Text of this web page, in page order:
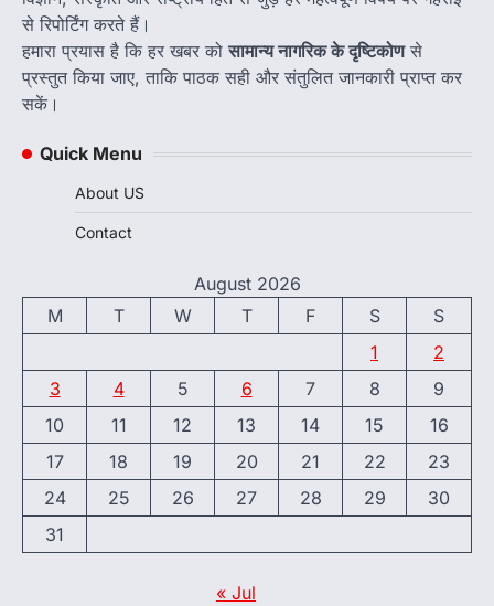
से रिपोर्टिंग करते हैं।
हमारा प्रयास है कि हर खबर कोसामान्य नागरिक के दृष्टिकोणसे
प्रस्तुत किया जाए, ताकि पाठक सही और संतुलित जानकारी प्राप्त कर
सकें।
Quick Menu
About US
Contact
August 2026
M
T W T F S
S
1
2
3
4 5 6 7 8
9
10
11 12 13 14 15
16
17
18 19 20 21 22
23
24
25 26 27 28 29
30
31
« Jul